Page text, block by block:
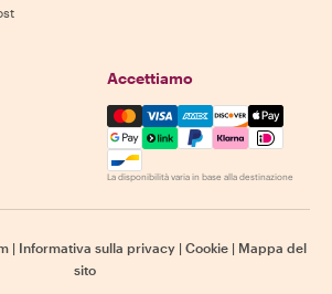
Accettiamo
Mastercard, Visa, Amex,
La disponibilità varia in base alla destinazione
| Informativa sulla privacy | Cookie | Mappa del
sito